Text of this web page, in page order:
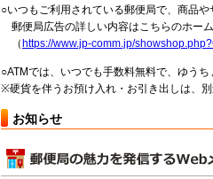
○いつもご利用されている郵便局で、商品
郵便局広告の詳しい内容はこちらのホー
（ https://www.jp-comm.jp/
○ATMでは、いつでも手数料無料で、ゆう
※硬貨を伴うお預け入れ・お引き出しは、別
お知らせ